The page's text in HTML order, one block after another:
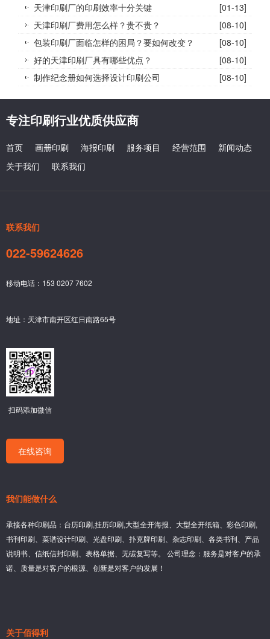
天津印刷厂的印刷效率十分关键
[01-13]
天津印刷厂费用怎么样？贵不贵？
[08-10]
包装印刷厂面临怎样的困局？要如何改变？
[08-10]
好的天津印刷厂具有哪些优点？
[08-10]
制作纪念册如何选择设计印刷公司
[08-10]
专注印刷行业优质供应商
首页 画册印刷 海报印刷 服务项目 经营范围
新闻动态
关于我们
联系我们
联系我们
022-59624626
移动电话：153 0207 7602
地址：天津市南开区红日南路65号
扫码添加微信
在线咨询
我们能做什么
承接各种印刷品：台历印刷,挂历印刷,大型全开海报、大型全开纸箱、彩色印刷,
书刊印刷、菜谱设计印刷、光盘印刷、扑克牌印刷、杂志印刷、各类书刊、产品
说明书、信纸信封印刷、表格单据、无碳复写等。 公司理念：服务是对客户的承
诺、质量是对客户的根源、创新是对客户的发展！
关于佰得利